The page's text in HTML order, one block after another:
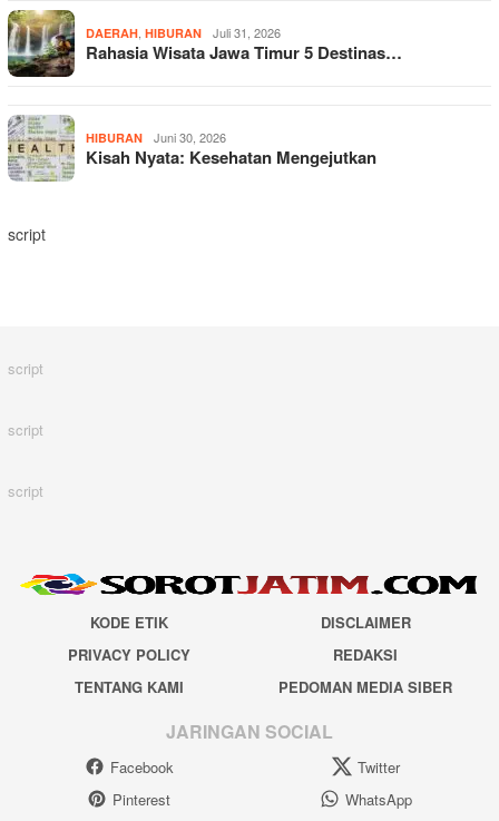
DAERAH HIBURAN Juli 31, 2026
Rahasia Wisata Jawa Timur 5 Destinas…
HIBURAN Juni 30, 2026
Kisah Nyata: Kesehatan Mengejutkan
script
script
script
script
KODE ETIK
DISCLAIMER
PRIVACY POLICY
REDAKSI
TENTANG KAMI
PEDOMAN MEDIA SIBER
JARINGAN SOCIAL
Facebook
Twitter
Pinterest
WhatsApp